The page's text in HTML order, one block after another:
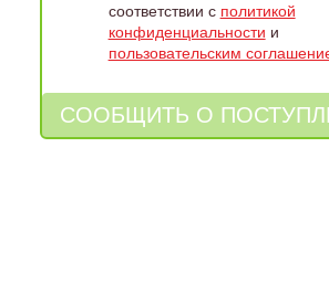
соответствии с политикой
конфиденциальности и
пользовательским